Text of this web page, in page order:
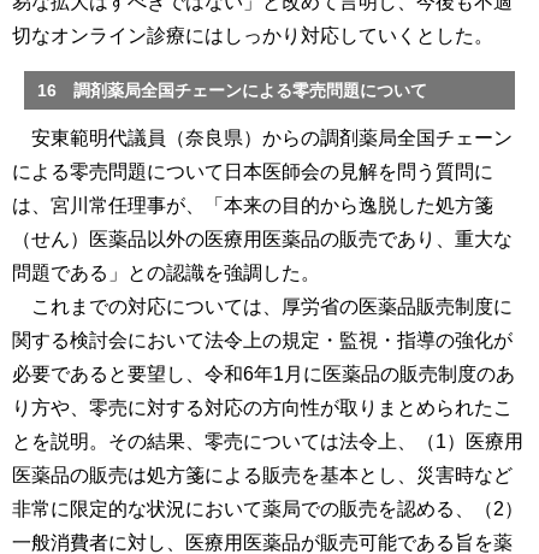
切なオンライン診療にはしっかり対応していくとした。
16 調剤薬局全国チェーンによる零売問題について
安東範明代議員（奈良県）からの調剤薬局全国チェーン
による零売問題について日本医師会の見解を問う質問に
は、宮川常任理事が、「本来の目的から逸脱した処方箋
（せん）医薬品以外の医療用医薬品の販売であり、重大な
問題である」との認識を強調した。
これまでの対応については、厚労省の医薬品販売制度に
関する検討会において法令上の規定・監視・指導の強化が
必要であると要望し、令和6年1月に医薬品の販売制度のあ
り方や、零売に対する対応の方向性が取りまとめられたこ
とを説明。その結果、零売については法令上、（1）医療用
医薬品の販売は処方箋による販売を基本とし、災害時など
非常に限定的な状況において薬局での販売を認める、（2）
一般消費者に対し、医療用医薬品が販売可能である旨を薬